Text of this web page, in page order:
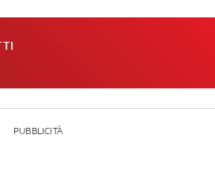
PUBBLICITÀ